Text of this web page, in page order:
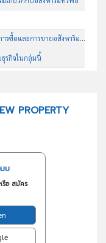
68101 : การซื้อและการขายอสังหาริมทรัพย์ที่เป็นของตนเอง เพื่อการพักอาศัย
รกิจในกลุ่มนี้
PROPERTY
บ
รือ สมัคร